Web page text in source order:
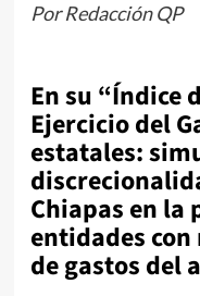
Por Redacción QP
En su “Índice
Ejercicio del
estatales:
Chiapas en la
entidades
de gastos del